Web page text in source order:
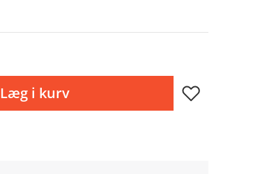
Læg i kurv